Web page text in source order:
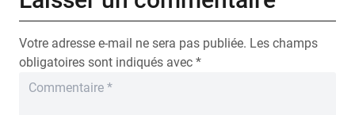
Votre adresse e-mail ne sera pas publiée. Les champs
obligatoires sont indiqués avec *